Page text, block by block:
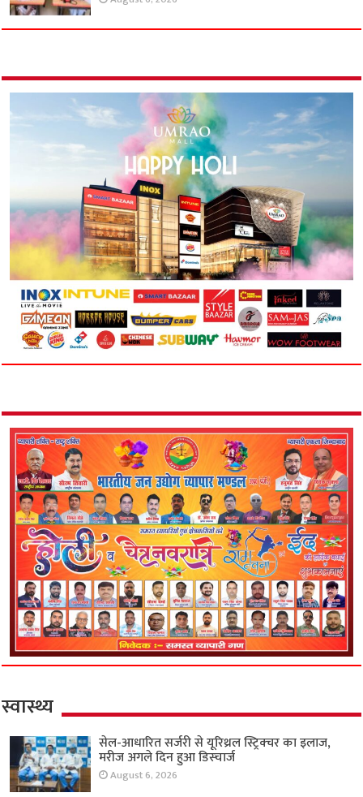
स्वास्थ्य
सेल-आधारित सर्जरी से यूरिथ्रल स्ट्रिक्चर का इलाज,
मरीज अगले दिन हुआ डिस्चार्ज
August 6, 2026